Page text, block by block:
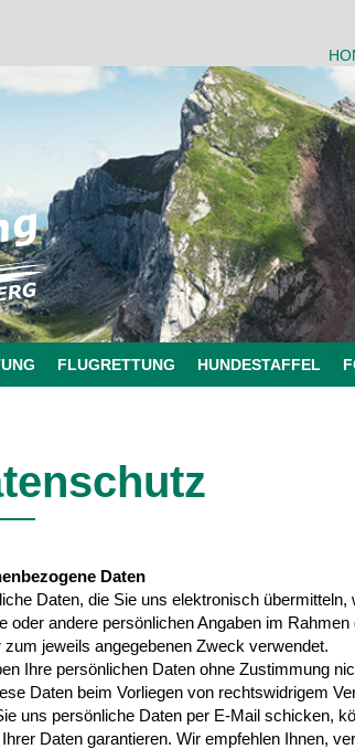
FLUGRETTUNG HUNDESTAFFEL
Daten
Daten, die Sie uns elektronisch
oder andere persönlichen Angaben im
zum jeweils angegebenen Zweck verwendet.
Ihre persönlichen Daten ohne Zustimmung
Daten beim Vorliegen von rechtswidrigem
uns persönliche Daten per E-Mail schicken,
Daten garantieren. Wir empfehlen Ihnen,